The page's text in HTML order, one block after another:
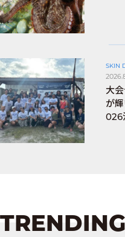
SKIN
大
が輝
026
TRENDING